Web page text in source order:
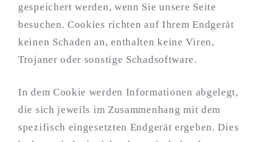
gespeichert werden, wenn Sie unsere Seite
besuchen. Cookies richten auf Ihrem Endgerät
keinen Schaden an, enthalten keine Viren,
Trojaner oder sonstige Schadsoftware.
In dem Cookie werden Informationen abgelegt,
die sich jeweils im Zusammenhang mit dem
spezifisch eingesetzten Endgerät ergeben. Dies